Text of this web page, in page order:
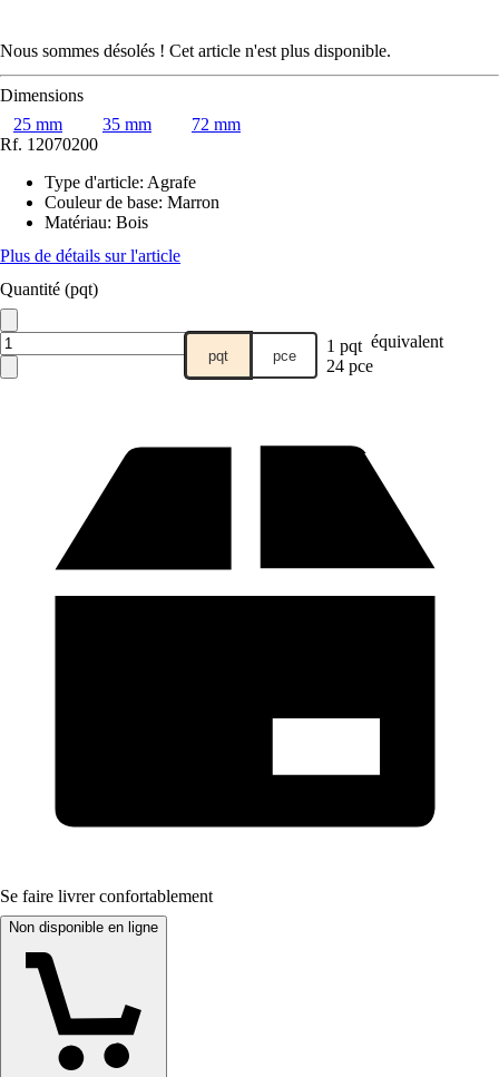
Nous sommes désolés ! Cet article n'est plus disponible.
Dimensions
25 mm
35 mm
72 mm
Rf. 12070200
Type d'article: Agrafe
Couleur de base: Marron
Matériau: Bois
Plus de détails sur l'article
Quantité (pqt)
pqt pce 1 pqt équivalent
24 pce
Se faire livrer confortablement
Non disponible en ligne